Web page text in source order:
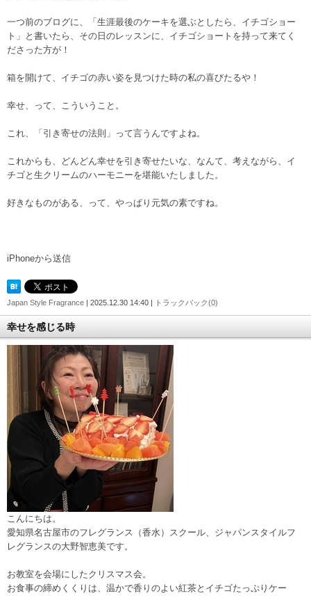
一つ前のブログに、「生涯最後のケーキを選ぶとしたら、イチゴショー
ト」と書いたら、その日のレッスンに、イチゴショートを持って来てく
ださった方が！
箱を開けて、イチゴの赤い姿を見つけた時の私の喜びたるや！
幸せ、って、こういうこと。
これ、「引き寄せの法則」って言うんですよね。
これからも、どんどん幸せを引き寄せたいな、なんて、考えながら、イ
チゴと生クリームのハーモニーを堪能いたしました。
好きなものがある、って、やっぱり元気の素ですね。
iPhoneから送信
Japan Style Fragrance | 2025.12.30 14:40 | トラックバック(0)
幸せを感じる時
こんにちは。
愛知県名古屋市のフレグランス（香水）スクール、ジャパンスタイルフ
レグランスの大野智恵美です。
お教室を会場にしたクリスマス会。
お食事の締めくくりは、温かで香りのよい紅茶とイチゴたっぷりケー